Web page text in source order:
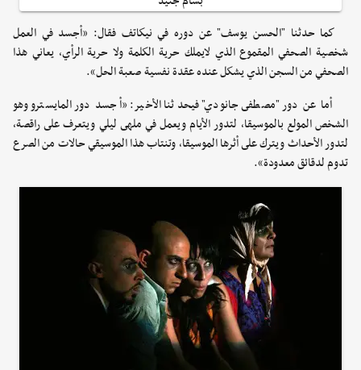
كما حدثنا "الحسن يوسف" عن دوره في نيكاتف فقال: «أجسد في العمل
شخصية الصحفي المقموع الذي لايملك حرية الكلمة ولا حرية الرأي، يعاني هذا
الصحفي من السجن الذي يشكل عنده عقدة نفسية صعبة الحل».
أما عن دور "مصطفى جانودي" فيحدثنا الأخير: «أجسد دور المايسترو وهو
الشخص المولع بالموسيقا، لتدور الأيام ويعمل في ملهى ليلي ويتعرف على راقصة،
لتدور الأحداث ويترك على أثرها الموسيقا، وتنتاب هذا الموسيقي حالات من الصرع
تدوم لدقائق معدودة».